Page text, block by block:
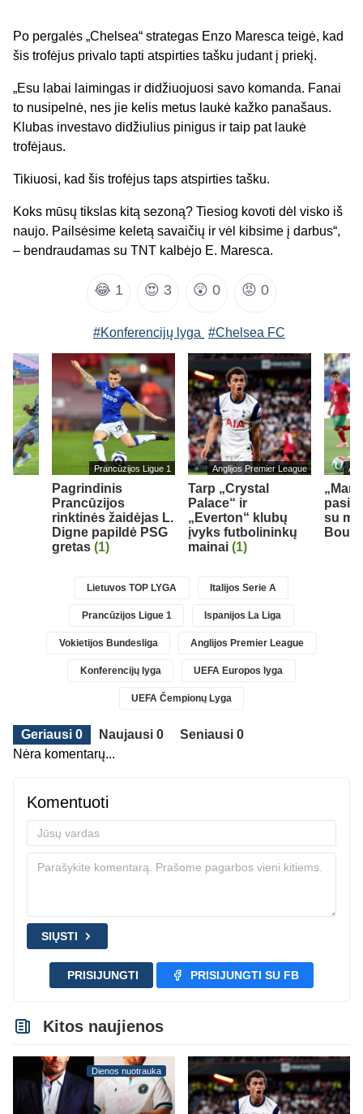
Po pergalės „Chelsea“ strategas Enzo Maresca teigė, kad
šis trofėjus privalo tapti atspirties tašku judant į priekį.
„Esu labai laimingas ir didžiuojuosi savo komanda. Fanai
to nusipelnė, nes jie kelis metus laukė kažko panašaus.
Klubas investavo didžiulius pinigus ir taip pat laukė
trofėjaus.
Tikiuosi, kad šis trofėjus taps atspirties tašku.
Koks mūsų tikslas kitą sezoną? Tiesiog kovoti dėl visko iš
naujo. Pailsėsime keletą savaičių ir vėl kibsime į darbus“,
– bendraudamas su TNT kalbėjo E. Maresca.
😂 1 😍 3 😲 0 😡 0
#Konferencijų lyga #Chelsea FC
Prancūzijos Ligue 1
Pagrindinis
Prancūzijos
rinktinės žaidėjas L.
Digne papildė PSG
gretas (1)
Anglijos Premier League
Tarp „Crystal
Palace“ ir
„Everton“ klubų
įvyks futbolininkų
mainai (1)
„Man
su
Lietuvos TOP LYGA Italijos Serie A
Prancūzijos Ligue 1 Ispanijos La Liga
Vokietijos Bundesliga Anglijos Premier League
Konferencijų lyga UEFA Europos lyga
UEFA Čempionų Lyga
Geriausi 0 Naujausi 0
Seniausi 0
Nėra komentarų...
Komentuoti
SIŲSTI
PRISIJUNGTI PRISIJUNGTI SU FB
Kitos naujienos
Dienos nuotrauka